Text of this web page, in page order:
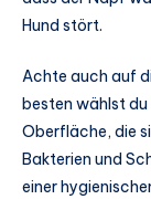
Hund stört.
Achte auch auf
besten wählst
Oberfläche, die
Bakterien und
einer